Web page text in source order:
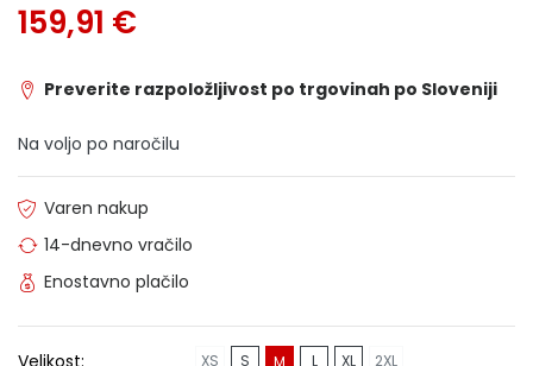
159,91 €
Preverite razpoložljivost po trgovinah po Sloveniji
Na voljo po naročilu
Varen nakup
14-dnevno vračilo
Enostavno plačilo
Velikost: XS S M L XL 2XL